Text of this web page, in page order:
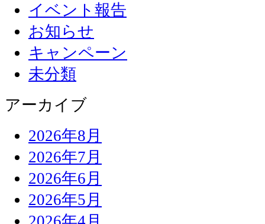
イベント報告
お知らせ
キャンペーン
未分類
アーカイブ
2026年8月
2026年7月
2026年6月
2026年5月